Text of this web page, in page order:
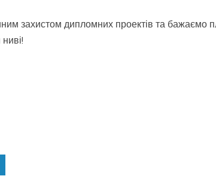
захистом дипломних проектів та бажаємо